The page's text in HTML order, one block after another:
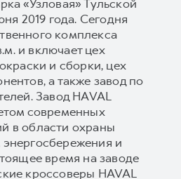
«Узловая» Тульской
2019 года. Сегодня
комплекса
и включает цех
и сборки, цех
а также завод по
Завод HAVAL
современных
в области охраны
и
время на заводе
кроссоверы HAVAL